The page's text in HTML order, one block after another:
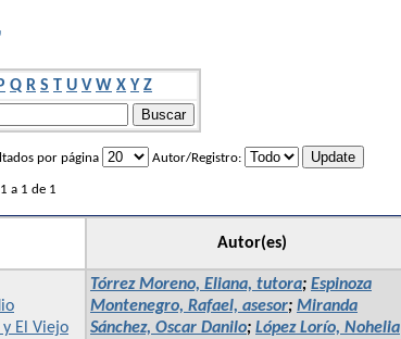
Q R S T U V W X Y Z
por página Autor/Registro:
a 1 de 1
Autor(es)
El Viejo
Tórrez Moreno, Eliana, tutora; Espinoza
Montenegro, Rafael, asesor; Miranda
Sánchez, Oscar Danilo; López Lorío, Nohelia